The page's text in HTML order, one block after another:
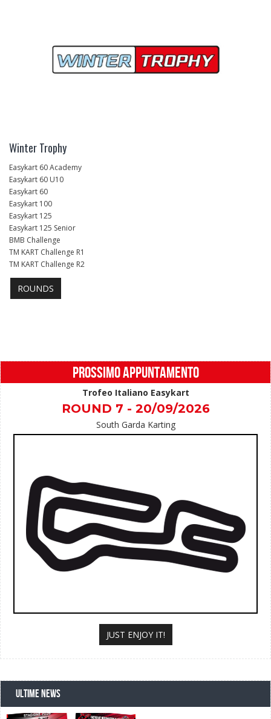
Winter Trophy
Easykart 60 Academy
Easykart 60 U10
Easykart 60
Easykart 100
Easykart 125
Easykart 125 Senior
BMB Challenge
TM KART Challenge R1
TM KART Challenge R2
ROUNDS
PROSSIMO APPUNTAMENTO
Trofeo Italiano Easykart
ROUND 7 - 20/09/2026
South Garda Karting
JUST ENJOY IT!
ULTIME NEWS